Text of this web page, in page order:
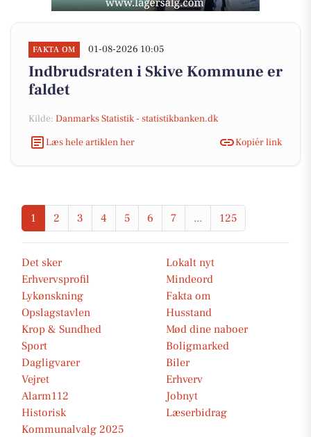
FAKTA OM 01-08-2026 10:05
Indbrudsraten i Skive Kommune er
faldet
Kilde: Danmarks Statistik - statistikbanken.dk
Læs hele artiklen her
Kopiér link
1 2 3 4 5 6 7 ... 125
Det sker
Lokalt nyt
Erhvervsprofil
Mindeord
Lykønskning
Fakta om
Opslagstavlen
Husstand
Krop & Sundhed
Mød dine naboer
Sport
Boligmarked
Dagligvarer
Biler
Vejret
Erhverv
Alarm112
Jobnyt
Historisk
Læserbidrag
Kommunalvalg 2025